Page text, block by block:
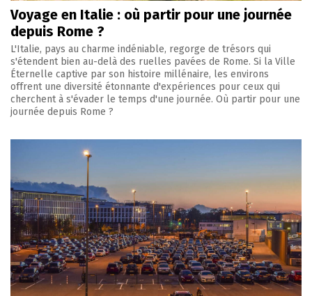
Voyage en Italie : où partir pour une journée
depuis Rome ?
L'Italie, pays au charme indéniable, regorge de trésors qui
s'étendent bien au-delà des ruelles pavées de Rome. Si la Ville
Éternelle captive par son histoire millénaire, les environs
offrent une diversité étonnante d'expériences pour ceux qui
cherchent à s'évader le temps d'une journée. Où partir pour une
journée depuis Rome ?